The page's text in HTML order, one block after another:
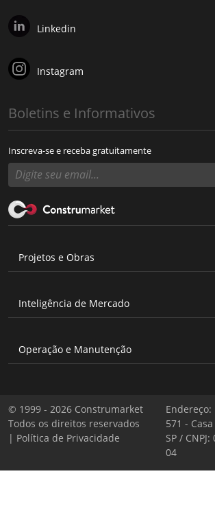
Linkedin
Instagram
Boletins e Informativos
Inscreva-se e receba gratuitamente
Projetos e Obras
Inteligência de Mercado
Operação e Manutenção
© 1999 - 2026 Construmarket
Todos os direitos reservados
| Política de Privacidade
571 -
SP /
04